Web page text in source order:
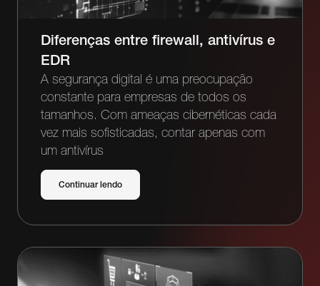
Diferenças entre firewall, antivírus e
EDR
A segurança digital é uma preocupação
constante para empresas de todos os
tamanhos. Com ameaças cibernéticas cada
vez mais sofisticadas, contar apenas com
um antivírus
Continuar lendo